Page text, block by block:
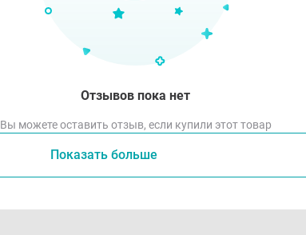
Отзывов пока нет
Вы можете оставить отзыв, если купили этот товар
Показать больше